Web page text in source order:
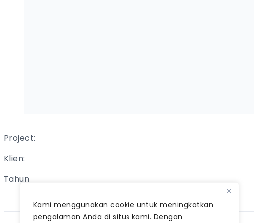
Kami menggunakan cookie untuk meningkatkan
pengalaman Anda di situs kami. Dengan
Project:
Klien:
Tahun